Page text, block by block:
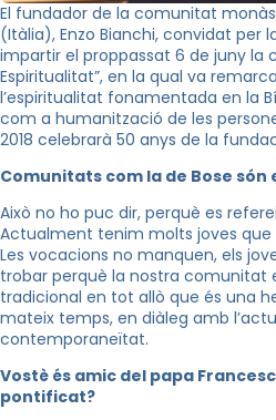
El fundador de la comunitat
(Itàlia), Enzo Bianchi, convidat per
impartir el proppassat 6 de juny la
Espiritualitat”, en la qual va
l’espiritualitat fonamentada en la
com a humanització de les
2018 celebrarà 50 anys de la
Comunitats com la de Bose són
Això no ho puc dir, perquè es
Actualment tenim molts joves
Les vocacions no manquen, els
trobar perquè la nostra comunitat
tradicional en tot allò que és una
mateix temps, en diàleg amb
contemporaneïtat.
Vostè és amic del papa
pontificat?